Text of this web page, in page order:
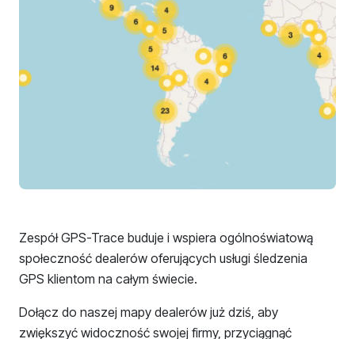
Zespół GPS-Trace buduje i wspiera ogólnoświatową
społeczność dealerów oferujących usługi śledzenia
GPS klientom na całym świecie.
Dołącz do naszej mapy dealerów już dziś, aby
zwiększyć widoczność swojej firmy, przyciągnąć